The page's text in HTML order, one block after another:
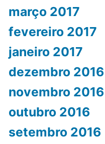
março 2017
fevereiro 2017
janeiro 2017
dezembro 2016
novembro 2016
outubro 2016
setembro 2016